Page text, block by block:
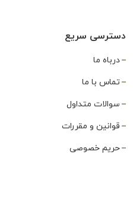
دسترسی سریع
درباه ما
تماس با ما
سوالات متداول
قوانین و مقررات
حریم خصوصی